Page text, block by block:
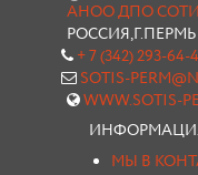
АНОО ДПО
+ 7 (342) 293-64-
SOTIS-
WWW.SOTIS-
МЫ В